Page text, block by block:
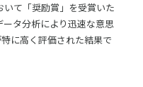
いて「奨励賞」を受賞いた
タ分析により迅速な意思
に高く評価された結果で